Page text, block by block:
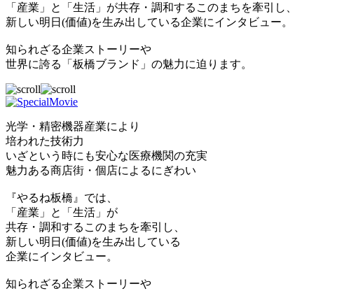
「産業」と「生活」が共存・調和するこのまちを牽引し、
新しい明日(価値)を生み出している企業にインタビュー。
知られざる企業ストーリーや
世界に誇る「板橋ブランド」の魅力に迫ります。
光学・精密機器産業により
培われた技術力
いざという時にも安心な医療機関の充実
魅力ある商店街・個店によるにぎわい
『やるね板橋』では、
「産業」と「生活」が
共存・調和するこのまちを牽引し、
新しい明日(価値)を生み出している
企業にインタビュー。
知られざる企業ストーリーや